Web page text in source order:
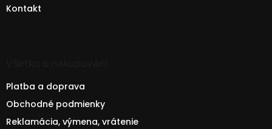
Kontakt
Platba a doprava
Obchodné podmienky
Reklamácia, výmena, vrátenie